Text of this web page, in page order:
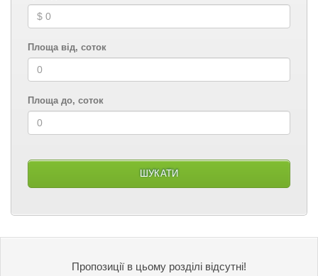
Площа від, соток
Площа до, соток
Пропозиції в цьому розділі відсутні!